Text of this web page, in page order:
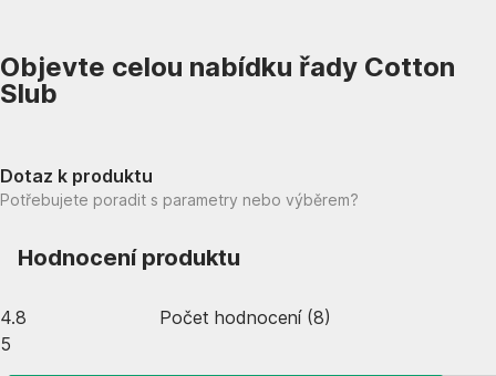
Objevte celou nabídku řady Cotton
Slub
Dotaz k produktu
Potřebujete poradit s parametry nebo výběrem?
Hodnocení produktu
4.8 Počet hodnocení(8)
5